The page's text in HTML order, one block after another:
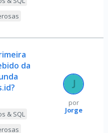
da
& SQL
por
Jorge